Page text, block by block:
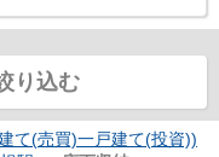
り込む
て(売買)一戸建て(投資))